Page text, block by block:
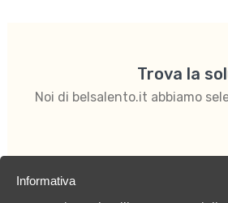
Trova la
Noi di belsalento.it abbiamo
Informativa